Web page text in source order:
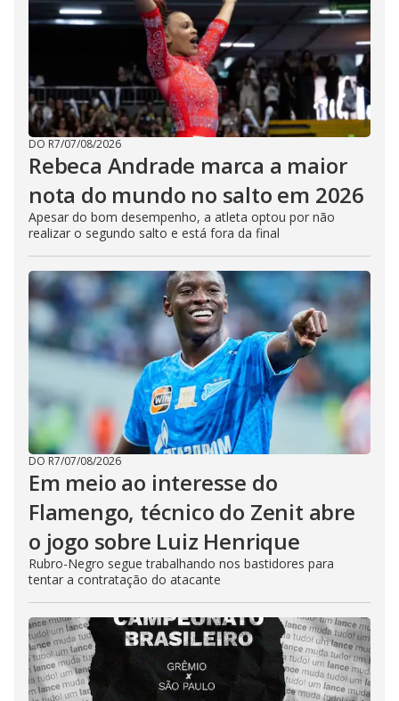
DO R7/07/08/2026
Rebeca Andrade marca a maior
nota do mundo no salto em 2026
Apesar do bom desempenho, a atleta optou por não
realizar o segundo salto e está fora da final
DO R7/07/08/2026
Em meio ao interesse do
Flamengo, técnico do Zenit abre
o jogo sobre Luiz Henrique
Rubro-Negro segue trabalhando nos bastidores para
tentar a contratação do atacante